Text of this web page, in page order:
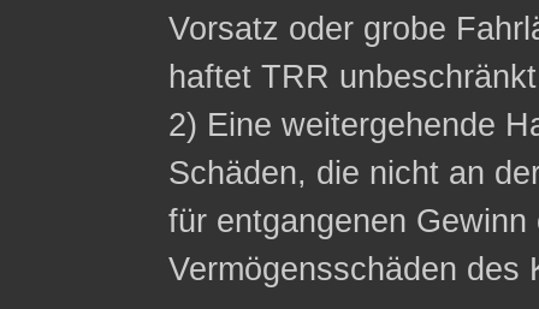
Vorsatz oder grobe
haftet TRR
2) Eine weitergehende
Schäden, die nicht an
für entgangenen Gewinn
Vermögensschäden des